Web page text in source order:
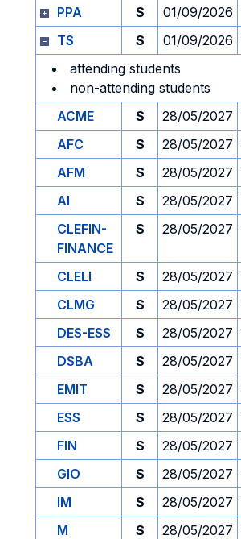
PPA
S 01/09/2026
TS
S 01/09/2026
attending students
non-attending students
ACME
S 28/05/2027
AFC
S 28/05/2027
AFM
S 28/05/2027
AI
S 28/05/2027
CLEFIN-
FINANCE
S 28/05/2027
CLELI S 28/05/2027
CLMG
S 28/05/2027
DES-ESS
S 28/05/2027
DSBA
S 28/05/2027
EMIT
S 28/05/2027
ESS
S 28/05/2027
FIN
S 28/05/2027
GIO
S 28/05/2027
IM
S 28/05/2027
M
S 28/05/2027